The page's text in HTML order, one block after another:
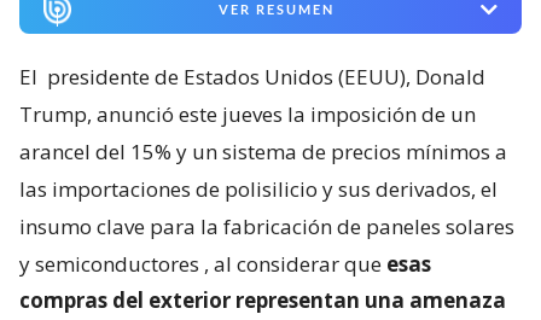
VER RESUMEN
El presidente de Estados Unidos (EEUU), Donald
Trump, anunció este jueves la imposición de un
arancel del 15% y un sistema de precios mínimos a
las importaciones de polisilicio y sus derivados, el
insumo clave para la fabricación de paneles solares
y semiconductores , al considerar que esas
compras del exterior representan una amenaza